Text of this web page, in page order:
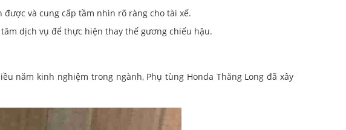
và cung cấp tầm nhìn rõ ràng cho tài xế.
dịch vụ để thực hiện thay thế gương chiếu hậu.
năm kinh nghiệm trong ngành, Phụ tùng Honda Thăng Long đã xây